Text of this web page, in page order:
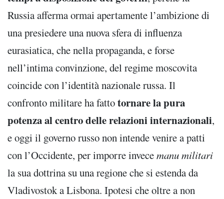
Russia afferma ormai apertamente l’ambizione di
una presiedere una nuova sfera di influenza
eurasiatica, che nella propaganda, e forse
nell’intima convinzione, del regime moscovita
coincide con l’identità nazionale russa. Il
confronto militare ha fattotornare la pura
potenza al centro delle relazioni internazionali,
e oggi il governo russo non intende venire a patti
con l’Occidente, per imporre invecemanu militari
la sua dottrina su una regione che si estenda da
Vladivostok a Lisbona. Ipotesi che oltre a non